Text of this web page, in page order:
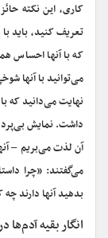
کاری، این نکته
تعریف کنید، باید
که با آنها احساس
می‌توانید با آنها
نهایت می‌دانید که
داشت. نمایش
آن لذت می‌بریم–
می‌گفتند: «چرا
بدهید آنها دارند
انگار بقیه